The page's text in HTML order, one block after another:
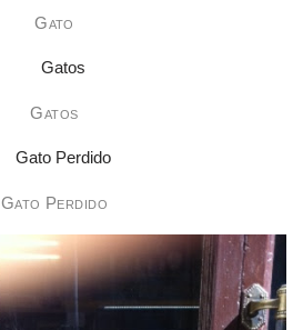
Gato
Gatos
Gato Perdido